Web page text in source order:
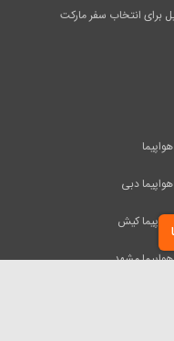
دبی
هواپیما کیش
مشهد